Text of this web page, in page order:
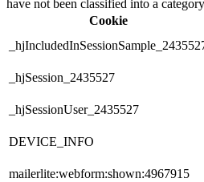
have not been classified into a
Cookie
_hjSession_2435527
_hjSessionUser_2435527
DEVICE_INFO
mailerlite:webform:shown:4967915